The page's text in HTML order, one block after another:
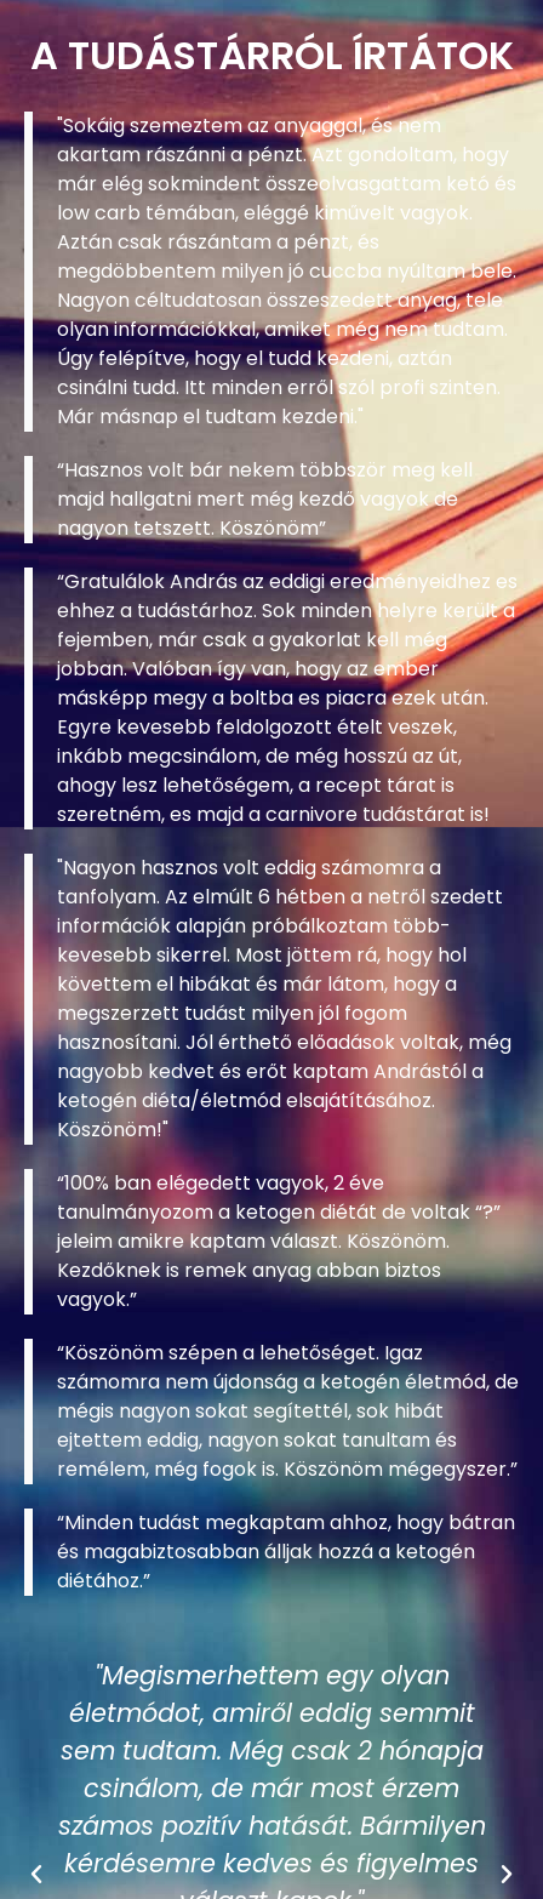
A TUDÁSTÁRRÓL ÍRTÁTOK
"Sokáig szemeztem az anyaggal, és nem
akartam rászánni a pénzt. Azt gondoltam, hogy
már elég sokmindent összeolvasgattam ketó és
low carb témában, eléggé kiművelt vagyok.
Aztán csak rászántam a pénzt, és
megdöbbentem milyen jó cuccba nyúltam bele.
Nagyon céltudatosan összeszedett anyag, tele
olyan információkkal, amiket még nem tudtam.
Úgy felépítve, hogy el tudd kezdeni, aztán
csinálni tudd. Itt minden erről szól profi szinten.
Már másnap el tudtam kezdeni."
“Hasznos volt bár nekem többször meg kell
majd hallgatni mert még kezdő vagyok de
nagyon tetszett. Köszönöm”
“Gratulálok András az eddigi eredményeidhez es
ehhez a tudástárhoz. Sok minden helyre került a
fejemben, már csak a gyakorlat kell még
jobban. Valóban így van, hogy az ember
másképp megy a boltba es piacra ezek után.
Egyre kevesebb feldolgozott ételt veszek,
inkább megcsinálom, de még hosszú az út,
ahogy lesz lehetőségem, a recept tárat is
szeretném, es majd a carnivore tudástárat is!
"Nagyon hasznos volt eddig számomra a
tanfolyam. Az elmúlt 6 hétben a netről szedett
információk alapján próbálkoztam több-
kevesebb sikerrel. Most jöttem rá, hogy hol
követtem el hibákat és már látom, hogy a
megszerzett tudást milyen jól fogom
hasznosítani. Jól érthető előadások voltak, még
nagyobb kedvet és erőt kaptam Andrástól a
ketogén diéta/életmód elsajátításához.
Köszönöm!"
“100% ban elégedett vagyok, 2 éve
tanulmányozom a ketogen diétát de voltak “?”
jeleim amikre kaptam választ. Köszönöm.
vagyok.”
“Köszönöm szépen a lehetőséget. Igaz
számomra nem újdonság a ketogén életmód, de
mégis nagyon sokat segítettél, sok hibát
ejtettem eddig, nagyon sokat tanultam és
remélem, még fogok is. Köszönöm mégegyszer.”
“Minden tudást megkaptam ahhoz, hogy bátran
és magabiztosabban álljak hozzá a ketogén
"Megismerhettem egy olyan
életmódot, amiről eddig semmit
sem tudtam. Még csak 2 hónapja
csinálom, de már most érzem
számos pozitív hatását. Bármilyen